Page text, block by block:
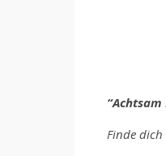
Finde dich